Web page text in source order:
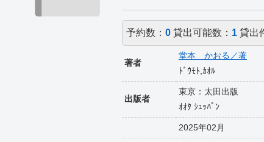
予約数：0 貸出可能数： 1 貸出
著者
堂本 かおる／著
ﾄﾞｳﾓﾄ,ｶｵﾙ
出版者
東京：太田出版
ｵｵﾀ ｼｭｯﾊﾟﾝ
2025年02月